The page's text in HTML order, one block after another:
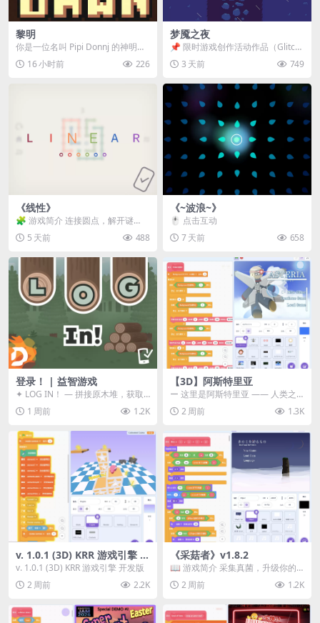
黎明
你是一位名叫 Pipi Donnj 的神明。
你的任务是保护一群白色小人。 点
击...16 小时前 226
梦魇之夜
📌 限时游戏创作活动作品（Glitch
Game Jam） 📖 故事背景 怪物四...
3 天前 749
《线性》
🧩 游戏简介 连接圆点，解开谜
题。 ⚠️ 重要提示 所有关卡均可通
关，请确保使用...
5 天前 488
《~波浪~》
🖱️ 点击互动
7 天前
658
登录！ | 益智游戏
✦ LOG IN！ — 拼接原木堆，获取
分数！ ᑕ☲◎ ᑕ☲◎ ᑕ☲◎ ᑕ☲◎ ...
1 周前 1.2K
【3D】阿斯特里亚
ー 这里是阿斯特里亚 —— 人类之
罪与未来希望交汇之地 📖 游戏简
介 《阿斯特里...
2 周前 1.3K
v. 1.0.1 (3D) KRR 游戏引擎 开
发版
v. 1.0.1 (3D) KRR 游戏引擎 开发版
2 周前
2.2K
《采菇者》v1.8.2
📖 游戏简介 采集真菌，升级你的
机体，并前往未知领域探索。 这是
一款静谧的探索冒...
2 周前 1.2K